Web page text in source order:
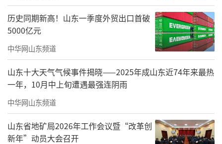
历史同期新高！山东一季度外贸出口首破
5000亿元
中华网山东频道
山东十大天气气候事件揭晓——2025年成山东近74年来最热
一年，10月中上旬遭遇最强连阴雨
中华网山东频道
山东省地矿局2026年工作会议暨“改革创
新年”动员大会召开